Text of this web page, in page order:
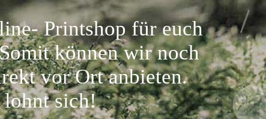
Printshop für euch
können wir noch
vor Ort anbieten.
lohnt sich!